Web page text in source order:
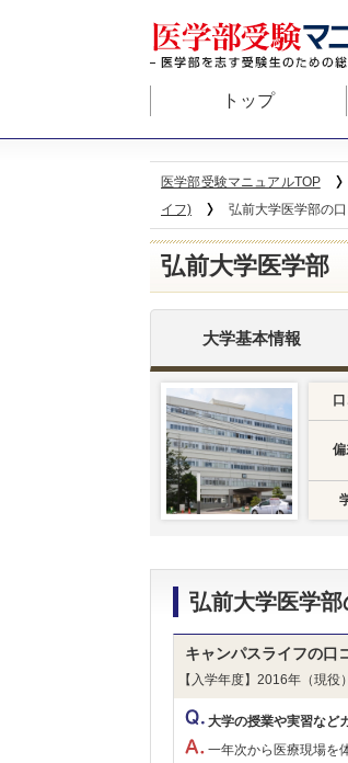
トップ
医学部受験マニュアルTOP
イフ)
弘前大学医学部の口
弘前大学医学部
大学基本情報
弘前大学医学
キャンパスライフの口
【入学年度】2016年（現役）
大学の授業や実習など
一年次から医療現場を